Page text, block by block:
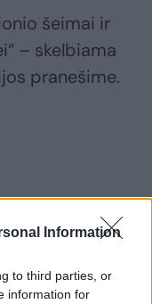
Information
to third parties, or
information for
šeimai ir
– skelbiama
pranešime.